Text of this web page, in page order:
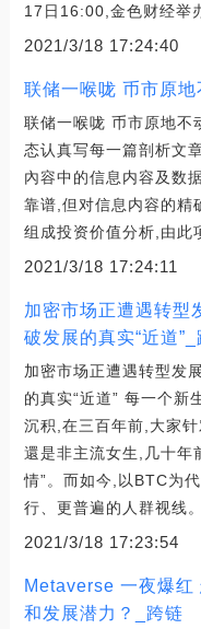
17日16:00,金色财经举
2021/3/18 17:24:40
联储一喉咙 币市原
联储一喉咙 币市原地不
态认真写每一篇剖析文
內容中的信息内容及数
靠谱,但对信息内容的精
组成投资价值分析,由此
2021/3/18 17:24:11
加密市场正遭遇转型
破发展的真实“近道”_
加密市场正遭遇转型发
的真实“近道” 每一个新
沉积,在三百年前,大家
還是非主流女生,几十年
情”。而如今,以BTC为
行、更普遍的人群视线。
2021/3/18 17:23:54
Metaverse 一夜爆红
和发展潜力？_跨链